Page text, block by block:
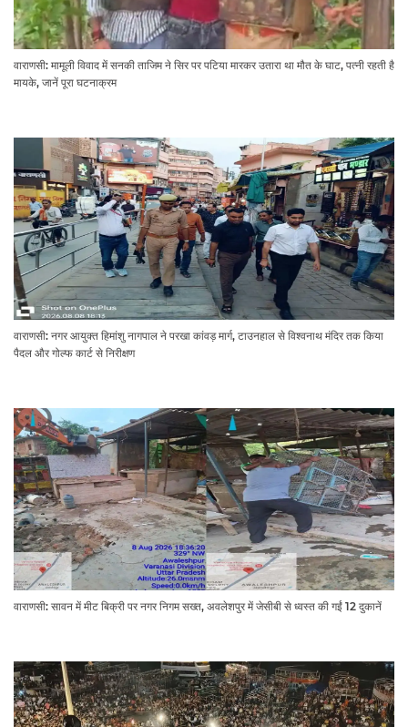
वाराणसी: मामूली विवाद में सनकी ताजिम ने सिर पर पटिया मारकर उतारा था मौत के घाट, पत्नी रहती है
मायके, जानें पूरा घटनाक्रम
वाराणसी: नगर आयुक्त हिमांशु नागपाल ने परखा कांवड़ मार्ग, टाउनहाल से विश्वनाथ मंदिर तक किया
पैदल और गोल्फ कार्ट से निरीक्षण
वाराणसी: सावन में मीट बिक्री पर नगर निगम सख्त, अवलेशपुर में जेसीबी से ध्वस्त की गईं 12 दुकानें